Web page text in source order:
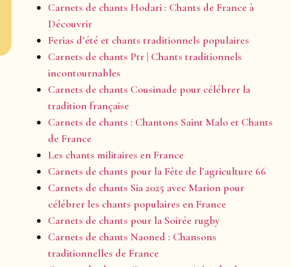
Carnets de chants Hodari : Chants de France à
Découvrir
Ferias d’été et chants traditionnels populaires
Carnets de chants Ptr | Chants traditionnels
incontournables
Carnets de chants Cousinade pour célébrer la
tradition française
Carnets de chants : Chantons Saint Malo et Chants
de France
Les chants militaires en France
Carnets de chants pour la Fête de l’agriculture 66
Carnets de chants Sia 2025 avec Marion pour
célébrer les chants populaires en France
Carnets de chants pour la Soirée rugby
Carnets de chants Naoned : Chansons
traditionnelles de France